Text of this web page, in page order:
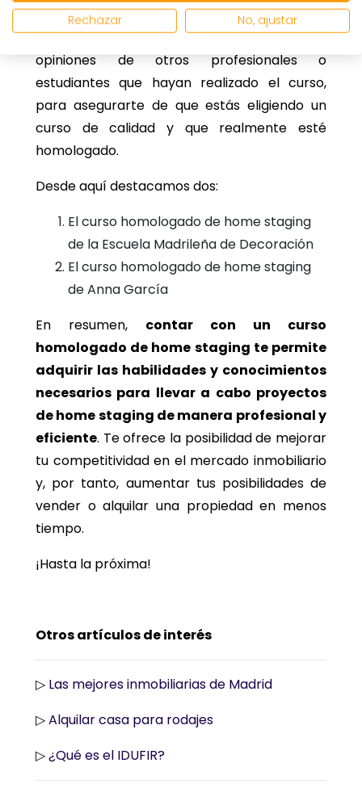
calidad de los profesores, entre otros. Es
recomendable buscar recomendaciones y
opiniones de otros profesionales o
estudiantes que hayan realizado el curso,
para asegurarte de que estás eligiendo un
curso de calidad y que realmente esté
homologado.
Desde aquí destacamos dos:
El curso homologado de home staging
de la Escuela Madrileña de Decoración
El curso homologado de home staging
de Anna García
En resumen, contar con un curso
homologado de home staging te permite
adquirir las habilidades y conocimientos
necesarios para llevar a cabo proyectos
de home staging de manera profesional y
eficiente. Te ofrece la posibilidad de mejorar
tu competitividad en el mercado inmobiliario
y, por tanto, aumentar tus posibilidades de
vender o alquilar una propiedad en menos
tiempo.
¡Hasta la próxima!
Otros artículos de interés
▷ Las mejores inmobiliarias de Madrid
▷Alquilar casa para rodajes
▷¿Qué es el IDUFIR?
Rechazar
No, ajustar